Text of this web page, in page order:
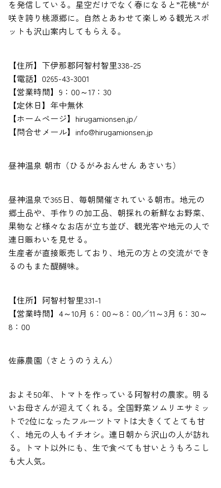
を発信している。星空だけでなく春になると”花桃”が
咲き誇り桃源郷に。自然とあわせて楽しめる観光スポ
ットも沢山案内してもらえる。
【住所】下伊那郡阿智村智里338-25
【電話】0265-43-3001
【営業時間】9：00～17：30
【定休日】年中無休
【ホームページ】hirugamionsen.jp/
【問合せメール】info@hirugamionsen.jp
昼神温泉 朝市（ひるがみおんせん あさいち）
昼神温泉で365日、毎朝開催されている朝市。地元の
郷土品や、手作りの加工品、朝採れの新鮮なお野菜、
果物など様々なお店が立ち並び、観光客や地元の人で
連日賑わいを見せる。
生産者が直接販売しており、地元の方との交流ができ
るのもまた醍醐味。
【住所】阿智村智里331-1
【営業時間】4～10月 6：00～8：00／11～3月 6：30～
8：00
佐藤農園（さとうのうえん）
およそ50年、トマトを作っている阿智村の農家。明る
いお母さんが迎えてくれる。全国野菜ソムリエサミッ
トで2位になったフルーツトマトは大きくてとても甘
く、地元の人もイチオシ。連日朝から沢山の人が訪れ
る。トマト以外にも、生で食べても甘いとうもろこし
も大人気。